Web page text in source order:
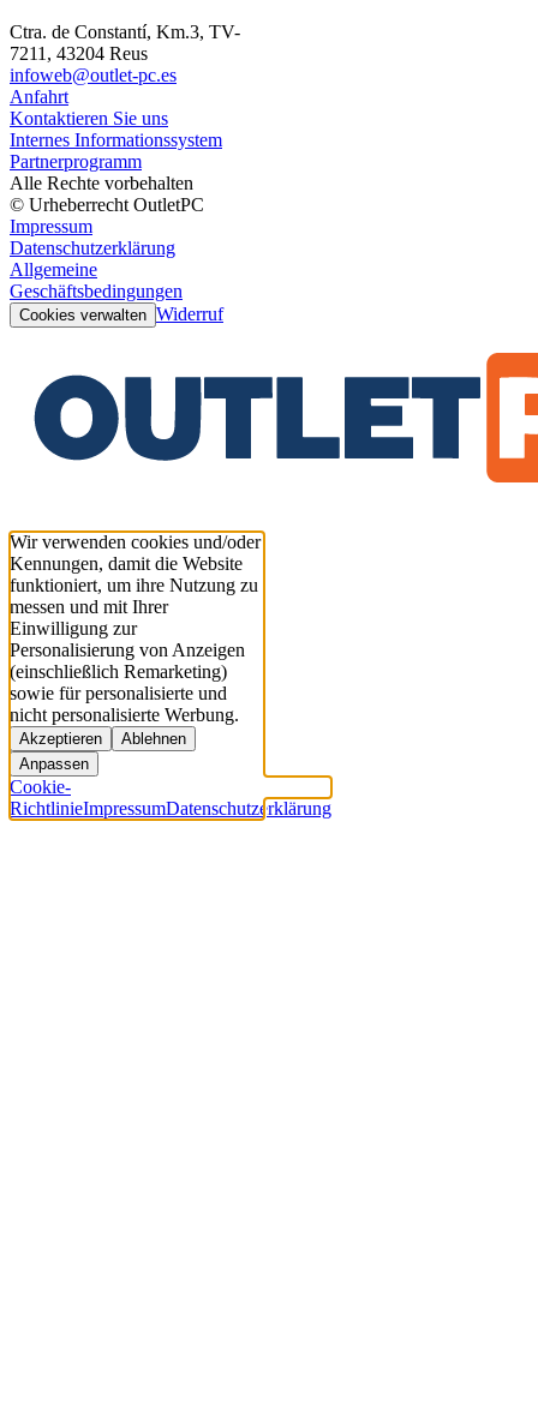
Ctra. de Constantí, Km.3, TV-
7211, 43204 Reus
infoweb@outlet-pc.es
Anfahrt
Kontaktieren Sie uns
Internes Informationssystem
Partnerprogramm
Alle Rechte vorbehalten
© Urheberrecht OutletPC
Impressum
Datenschutzerklärung
Allgemeine
Geschäftsbedingungen
Cookies verwalten Widerruf
Wir verwenden cookies und/oder
Kennungen, damit die Website
funktioniert, um ihre Nutzung zu
messen und mit Ihrer
Einwilligung zur
Personalisierung von Anzeigen
(einschließlich Remarketing)
sowie für personalisierte und
nicht personalisierte Werbung.
Akzeptieren
Ablehnen
Anpassen
Cookie-
RichtlinieImpressumDatenschutzerklärung